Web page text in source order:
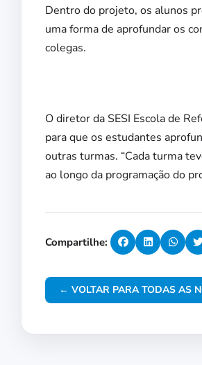
Dentro do projeto, os alunos
uma forma de aprofundar os
colegas.
O diretor da SESI Escola de
para que os estudantes
outras turmas. “Cada turma
ao longo da programação do
Compartilhe:
← VOLTAR PARA TODAS AS